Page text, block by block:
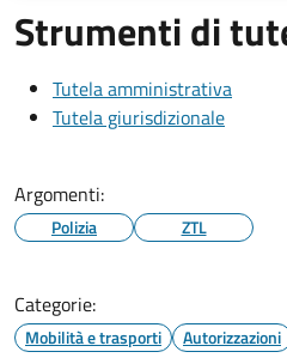
Strumenti di
Tutela amministrativa
Tutela giurisdizionale
Argomenti:
Polizia ZTL
Categorie:
Mobilità e trasporti Autorizzazioni